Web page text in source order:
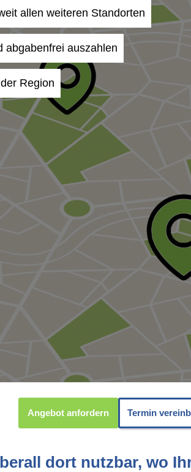
allen weiteren Standorten
abgabenfrei auszahlen
Region
Angebot anfordern Termin
dort nutzbar, wo